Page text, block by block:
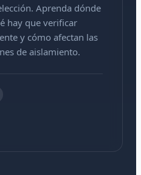
Aprenda dónde
hay que verificar
y cómo afectan las
de aislamiento.